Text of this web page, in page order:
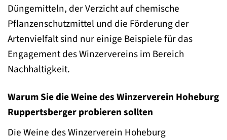
Düngemitteln, der Verzicht auf chemische
Pflanzenschutzmittel und die Förderung der
Artenvielfalt sind nur einige Beispiele für das
Engagement des Winzervereins im Bereich
Nachhaltigkeit.
Warum Sie die Weine des Winzerverein Hoheburg
Ruppertsberger probieren sollten
Die Weine des Winzerverein Hoheburg